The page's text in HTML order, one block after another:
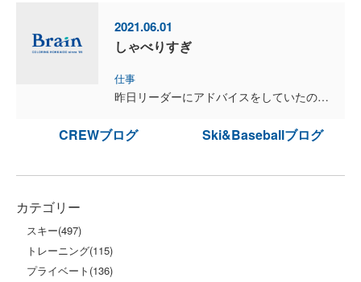
2021.06.01
しゃべりすぎ
仕事
昨日リーダーにアドバイスをしていたのですが、そのなかでハット気づいたことがありました。 それはしゃべりすぎ！ 悪い習慣なんですが、とかく自分の思いや考えをわかってもらうことに一生懸命になり...
CREWブログ Ski&Baseballブログ
カテゴリー
スキー(497)
トレーニング(115)
プライベート (136)